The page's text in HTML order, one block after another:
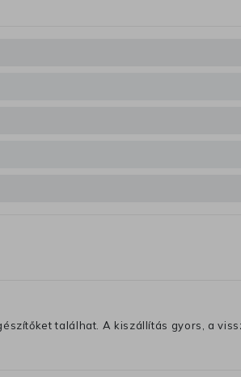
találhat. A kiszállítás gyors, a